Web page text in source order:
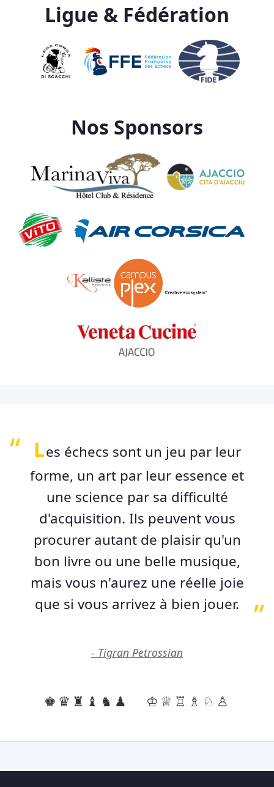
Ligue & Fédération
Nos Sponsors
Les échecs sont un jeu par leur
forme, un art par leur essence et
une science par sa difficulté
d'acquisition. Ils peuvent vous
procurer autant de plaisir qu'un
bon livre ou une belle musique,
mais vous n'aurez une réelle joie
que si vous arrivez à bien jouer.
- Tigran Petrossian
♚♛♜♝♞♟ ♔♕♖♗♘♙